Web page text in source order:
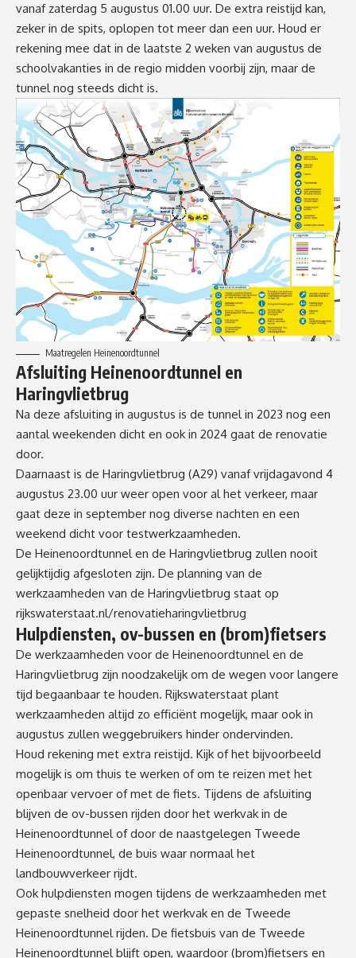
vanaf zaterdag 5 augustus 01.00 uur. De extra reistijd kan,
zeker in de spits, oplopen tot meer dan een uur. Houd er
rekening mee dat in de laatste 2 weken van augustus de
schoolvakanties in de regio midden voorbij zijn, maar de
tunnel nog steeds dicht is.
Maatregelen Heinenoordtunnel
Afsluiting Heinenoordtunnel en
Haringvlietbrug
Na deze afsluiting in augustus is de tunnel in 2023 nog een
aantal weekenden dicht en ook in 2024 gaat de renovatie
door.
Daarnaast is de Haringvlietbrug (A29) vanaf vrijdagavond 4
augustus 23.00 uur weer open voor al het verkeer, maar
gaat deze in september nog diverse nachten en een
weekend dicht voor testwerkzaamheden.
De Heinenoordtunnelen de Haringvlietbrug zullen nooit
gelijktijdig afgesloten zijn. De planning van de
werkzaamheden van de Haringvlietbrug staat op
rijkswaterstaat.nl/renovatieharingvlietbrug
Hulpdiensten, ov-bussen en (brom)fietsers
De werkzaamheden voor de Heinenoordtunnel en de
Haringvlietbrug zijn noodzakelijk om de wegen voor langere
tijd begaanbaar te houden. Rijkswaterstaat plant
werkzaamheden altijd zo efficiënt mogelijk, maar ook in
augustus zullen weggebruikers hinder ondervinden.
Houd rekening met extra reistijd. Kijk of het bijvoorbeeld
mogelijk is om thuis te werken of om te reizen met het
openbaar vervoer of met de fiets. Tijdens de afsluiting
blijven de ov-bussen rijden door het werkvak in de
Heinenoordtunnel of door de naastgelegen Tweede
Heinenoordtunnel, de buis waar normaal het
landbouwverkeer rijdt.
Ook hulpdiensten mogen tijdens de werkzaamheden met
gepaste snelheid door het werkvak en de Tweede
Heinenoordtunnel rijden. De fietsbuis van de Tweede
Heinenoordtunnel blijft open, waardoor (brom)fietsers en